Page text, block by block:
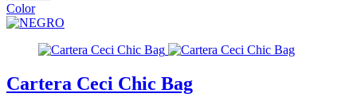
Color
Cartera Ceci Chic Bag